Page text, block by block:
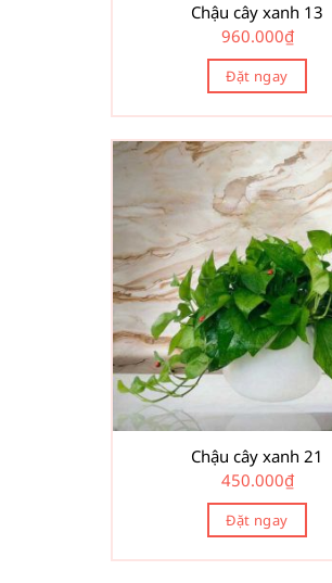
Chậu cây xanh 13
960.000₫
Đặt ngay
Chậu cây xanh 21
450.000₫
Đặt ngay